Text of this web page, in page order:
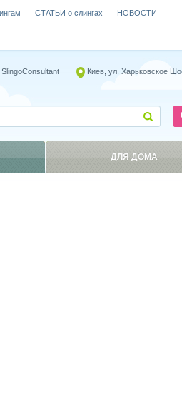
СТАТЬИ о слингах НОВОСТИ
SlingoConsultant Киев, ул. Харьковское
ДЛЯ ДОМА